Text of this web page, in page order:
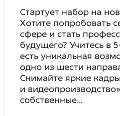
Стартует набор на
Хотите попробовать
сфере и стать
будущего? Учитесь в
есть уникальная
одно из шести
Снимайте яркие
и
собственные…